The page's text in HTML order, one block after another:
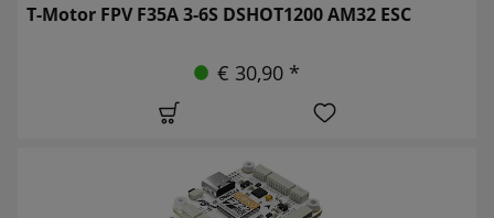
T-Motor FPV F35A 3-6S DSHOT1200 AM32 ESC
€ 30,90 *